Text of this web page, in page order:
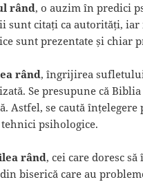
rând, o auzim în predici
sunt citați ca autorități, iar
sunt prezentate și chiar
rând, îngrijirea
Se presupune că
Astfel, se caută înțelegere
tehnici psihologice.
rând, cei care doresc
biserică care au